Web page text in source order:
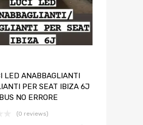
LED ANABBAGLIANTI
PER SEAT IBIZA 6J
NO ERRORE
(0 reviews)